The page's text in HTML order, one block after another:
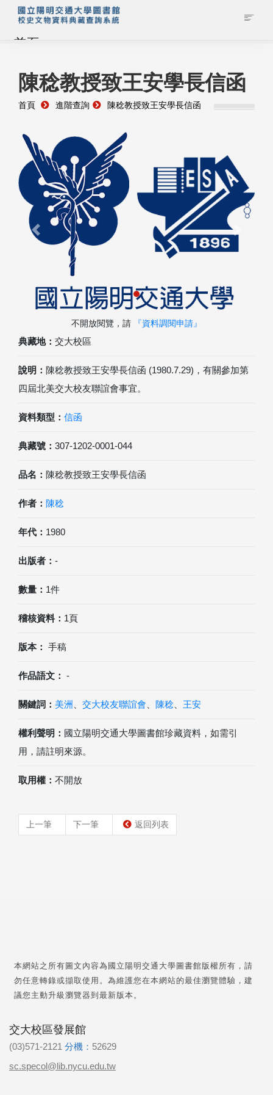
首頁
藏品查詢
校史館簡介
藏品清單全覽
資料調閱申請
管理者登入
陳稔教授致王安學長信函
首頁 進階查詢 陳稔教授致王安學長信函
典藏地： 交大校區
說明： 陳稔教授致王安學長信函 (1980.7.29)，有關參加第
四屆北美交大校友聯誼會事宜。
資料類型： 信函
典藏號： 307-1202-0001-044
品名： 陳稔教授致王安學長信函
作者： 陳稔
年代： 1980
出版者： -
數量： 1件
稽核資料： 1頁
版本： 手稿
作品語文： -
關鍵詞： 美洲 交大校友聯誼會 陳稔 王安
權利聲明： 國立陽明交通大學圖書館珍藏資料，如需引
用，請註明來源。
取用權： 不開放
上一筆 下一筆 返回列表
Previous Next
不開放閱覽，請 『資料調閱申請』
本網站之所有圖文內容為國立陽明交通大學圖書館版權所有，請
勿任意轉錄或擷取使用。為維護您在本網站的最佳瀏覽體驗，建
議您主動升級瀏覽器到最新版本。
交大校區發展館
(03)571-2121 分機： 52629
sc.specol@lib.nycu.edu.tw